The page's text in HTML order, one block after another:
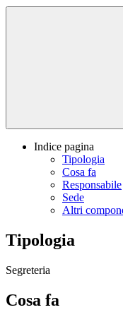
Indice pagina
Tipologia
Cosa fa
Responsabile
Sede
Altri
Tipologia
Segreteria
Cosa fa